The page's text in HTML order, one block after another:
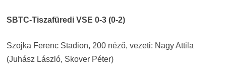
SBTC-Tiszafüredi VSE 0-3 (0-2)
Szojka Ferenc Stadion, 200 néző, vezeti: Nagy Attila
(Juhász László, Skover Péter)